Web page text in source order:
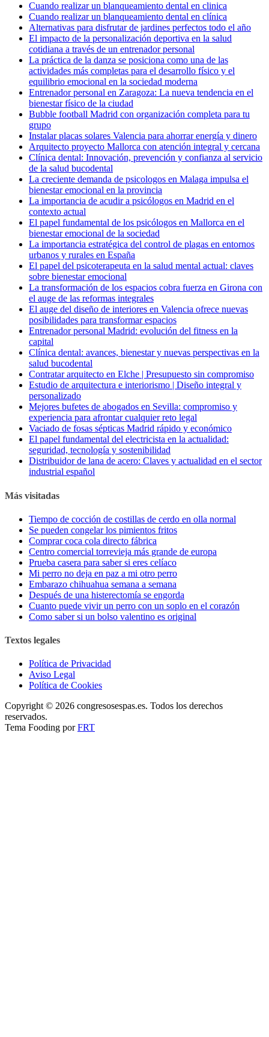
Cuando realizar un blanqueamiento dental en clinica
Cuando realizar un blanqueamiento dental en clínica
Alternativas para disfrutar de jardines perfectos todo el año
El impacto de la personalización deportiva en la salud
cotidiana a través de un entrenador personal
La práctica de la danza se posiciona como una de las
actividades más completas para el desarrollo físico y el
equilibrio emocional en la sociedad moderna
Entrenador personal en Zaragoza: La nueva tendencia en el
bienestar físico de la ciudad
Bubble football Madrid con organización completa para tu
grupo
Instalar placas solares Valencia para ahorrar energía y dinero
Arquitecto proyecto Mallorca con atención integral y cercana
Clínica dental: Innovación, prevención y confianza al servicio
de la salud bucodental
La creciente demanda de psicologos en Malaga impulsa el
bienestar emocional en la provincia
La importancia de acudir a psicólogos en Madrid en el
contexto actual
El papel fundamental de los psicólogos en Mallorca en el
bienestar emocional de la sociedad
La importancia estratégica del control de plagas en entornos
urbanos y rurales en España
El papel del psicoterapeuta en la salud mental actual: claves
sobre bienestar emocional
La transformación de los espacios cobra fuerza en Girona con
el auge de las reformas integrales
El auge del diseño de interiores en Valencia ofrece nuevas
posibilidades para transformar espacios
Entrenador personal Madrid: evolución del fitness en la
capital
Clínica dental: avances, bienestar y nuevas perspectivas en la
salud bucodental
Contratar arquitecto en Elche | Presupuesto sin compromiso
Estudio de arquitectura e interiorismo | Diseño integral y
personalizado
Mejores bufetes de abogados en Sevilla: compromiso y
experiencia para afrontar cualquier reto legal
Vaciado de fosas sépticas Madrid rápido y económico
El papel fundamental del electricista en la actualidad:
seguridad, tecnología y sostenibilidad
Distribuidor de lana de acero: Claves y actualidad en el sector
industrial español
Más visitadas
Tiempo de cocción de costillas de cerdo en olla normal
Se pueden congelar los pimientos fritos
Comprar coca cola directo fábrica
Centro comercial torrevieja más grande de europa
Prueba casera para saber si eres celíaco
Mi perro no deja en paz a mi otro perro
Embarazo chihuahua semana a semana
Después de una histerectomía se engorda
Cuanto puede vivir un perro con un soplo en el corazón
Como saber si un bolso valentino es original
Textos legales
Política de Privacidad
Aviso Legal
Política de Cookies
Copyright © 2026 congresosespas.es. Todos los derechos
reservados.
Tema Fooding porFRT